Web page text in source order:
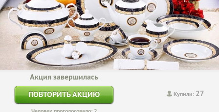
Купили: 27
Акция завершилась
ПОВТОРИТЬ АКЦИЮ